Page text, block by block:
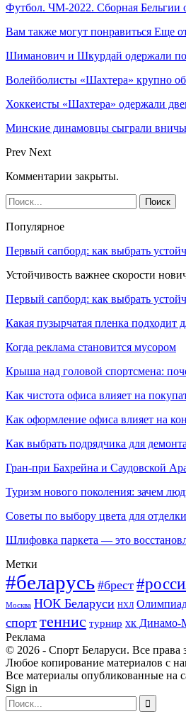
Футбол. ЧМ-2022. Сборная Бельгии
Вам также могут понравиться Еще
Шиманович и Шкурдай одержали
Волейболисты «Шахтера» крупно
Хоккеисты «Шахтера» одержали
Минские динамовцы сыграли
Prev Next
Комментарии закрыты.
Популярное
Первый сапборд: как выбрать
Устойчивость важнее скорости
Первый сапборд: как выбрать
Какая пузырчатая пленка подходит
Когда реклама становится мусором
Крыша над головой спортсмена:
Как чистота офиса влияет на
Как оформление офиса влияет на
Как выбрать подрядчика для
Гран-при Бахрейна и Саудовской
Туризм нового поколения: зачем
Советы по выбору цвета для
Шлифовка паркета — это
Метки
#беларусь #брест
Москва НОК Беларуси НХЛ
спорт теннис турнир хк Динамо-
Реклама
© 2026 - Спорт Беларуси. Все
Любое копирование материалов с
Все материалы опубликованные на
Sign in